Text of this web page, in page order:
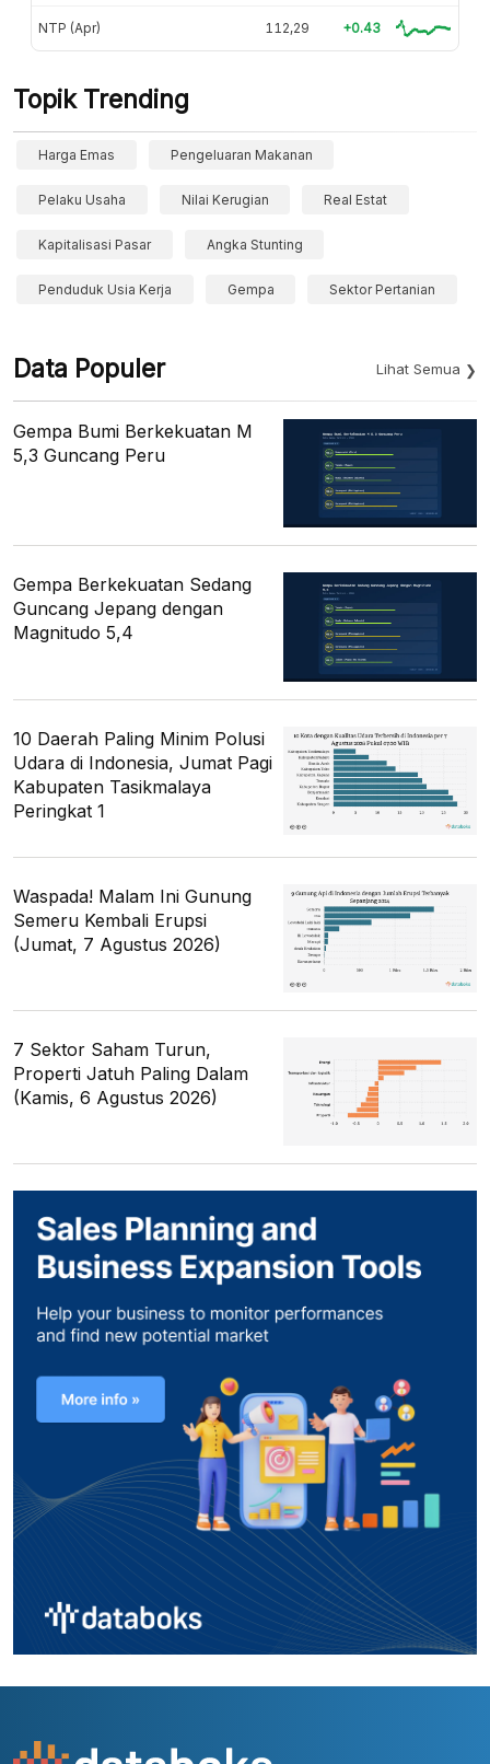
NTP (Apr) 112,29 +0.43
Topik Trending
Harga Emas Pengeluaran Makanan
Pelaku Usaha Nilai Kerugian Real Estat
Kapitalisasi Pasar Angka Stunting
Penduduk Usia Kerja Gempa Sektor Pertanian
Data Populer Lihat Semua
Gempa Bumi Berkekuatan M
5,3 Guncang Peru
Gempa Berkekuatan Sedang
Guncang Jepang dengan
Magnitudo 5,4
10 Daerah Paling Minim Polusi
Udara di Indonesia, Jumat Pagi
Kabupaten Tasikmalaya
Peringkat 1
Waspada! Malam Ini Gunung
Semeru Kembali Erupsi
(Jumat, 7 Agustus 2026)
7 Sektor Saham Turun,
Properti Jatuh Paling Dalam
(Kamis, 6 Agustus 2026)